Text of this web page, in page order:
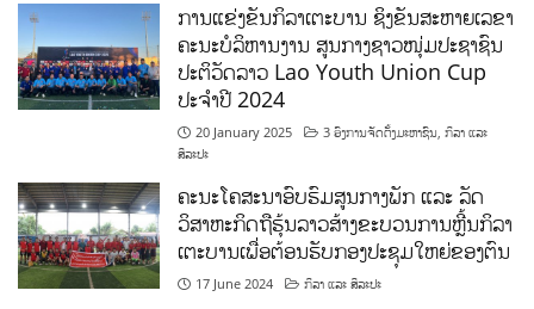
ການແຂ່ງຂັນກິລາເຕະບານ ຊິງຂັນສະຫາຍເລຂາ
ຄະນະບໍລິຫານງານ ສູນກາງຊາວໜຸ່ມປະຊາຊົນ
ປະຕິວັດລາວ Lao Youth Union Cup
ປະຈຳປີ 2024
20 January 2025 3 ອົງການຈັດຕັ້ງມະຫາຊົນ ,ກິລາ ແລະ
ສິລະປະ
ຄະນະໂຄສະນາອົບຮົມສູນກາງພັກ ແລະ ລັດ
ວິສາຫະກິດຖືຮຸ້ນລາວສ້າງຂະບວນການຫຼີ້ນກິລາ
ເຕະບານເພື່ອຕ້ອນຮັບກອງປະຊຸມໃຫຍ່ຂອງຕົນ
17 June 2024 ກິລາ ແລະ ສິລະປະ